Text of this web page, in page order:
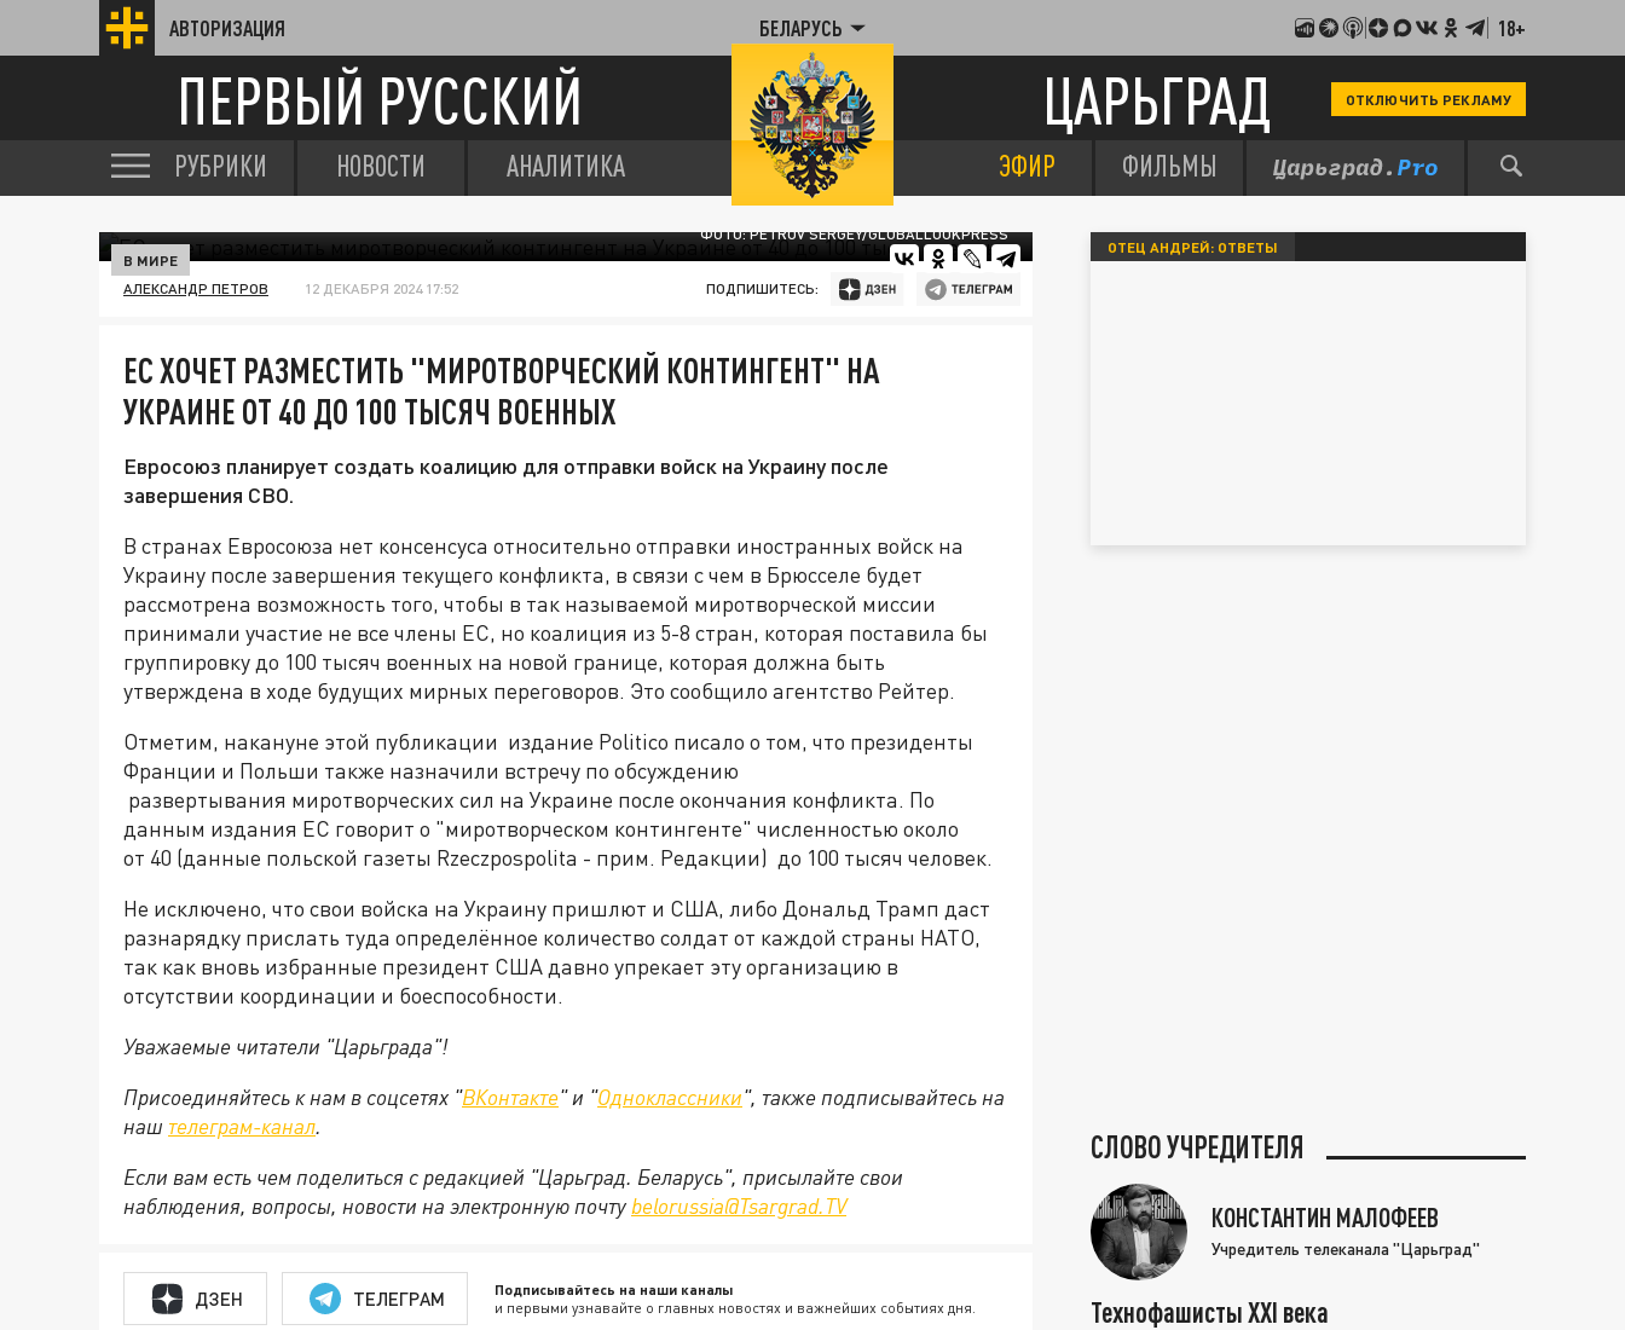
АВТОРИЗАЦИЯ БЕЛАРУСЬ 18+
ПЕРВЫЙ РУССКИЙ ЦАРЬГРАД ОТКЛЮЧИТЬ РЕКЛАМУ
РУБРИКИ НОВОСТИ АНАЛИТИКА ЭФИР ФИЛЬМЫ
ФОТО: PETROV SERGEY/GLOBALLOOKPRESS
В МИРЕ
АЛЕКСАНДР ПЕТРОВ 12 ДЕКАБРЯ 2024 17:52 ПОДПИШИТЕСЬ:
ЕС ХОЧЕТ РАЗМЕСТИТЬ "МИРОТВОРЧЕСКИЙ КОНТИНГЕНТ" НА
УКРАИНЕ ОТ 40 ДО 100 ТЫСЯЧ ВОЕННЫХ
Евросоюз планирует создать коалицию для отправки войск на Украину после
завершения СВО.
В странах Евросоюза нет консенсуса относительно отправки иностранных войск на
Украину после завершения текущего конфликта, в связи с чем в Брюсселе будет
рассмотрена возможность того, чтобы в так называемой миротворческой миссии
принимали участие не все члены ЕС, но коалиция из 5-8 стран, которая поставила бы
группировку до 100 тысяч военных на новой границе, которая должна быть
утверждена в ходе будущих мирных переговоров. Это сообщило агентство Рейтер.
Отметим, накануне этой публикации издание Politico писало о том, что президенты
Франции и Польши также назначили встречу по обсуждению
развертывания миротворческих сил на Украине после окончания конфликта. По
данным издания ЕС говорит о "миротворческом контингенте" численностью около
от 40 (данные польской газеты Rzeczpospolita - прим. Редакции) до 100 тысяч человек.
Не исключено, что свои войска на Украину пришлют и США, либо Дональд Трамп даст
разнарядку прислать туда определённое количество солдат от каждой страны НАТО,
так как вновь избранные президент США давно упрекает эту организацию в
отсутствии координации и боеспособности.
Уважаемые читатели "Царьграда"!
Присоединяйтесь к нам в соцсетях "ВКонтакте" и "Одноклассники", также подписывайтесь на
наш телеграм-канал.
Если вам есть чем поделиться с редакцией "Царьград. Беларусь", присылайте свои
наблюдения, вопросы, новости на электронную почту belorussia@Tsargrad.TV
ДЗЕН ТЕЛЕГРАМ Подписывайтесь на наши каналы
и первыми узнавайте о главных новостях и важнейших событиях дня.
ОТЕЦ АНДРЕЙ: ОТВЕТЫ
СЛОВО УЧРЕДИТЕЛЯ
КОНСТАНТИН МАЛОФЕЕВ
Учредитель телеканала "Царьград"
Технофашисты XXI века